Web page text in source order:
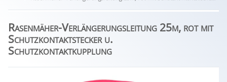
Rasenmäher-Verlängerungsleitung 25m, rot mit
Schutzkontaktstecker u.
Schutzkontaktkupplung